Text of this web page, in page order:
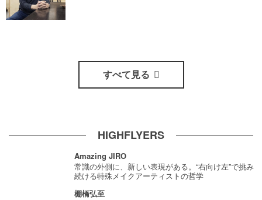
すべて見る
HIGHFLYERS
Amazing JIRO
常識の外側に、新しい表現がある。“右向け左”で挑み
続ける特殊メイクアーティストの哲学
棚橋弘至